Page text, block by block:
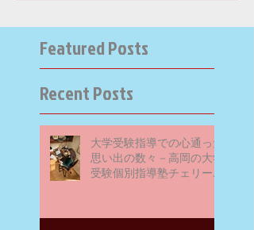
Featured Posts
Recent Posts
大学受験指導での心通った
思い出の数々－高岡の大学
受験個別指導塾チェリー・